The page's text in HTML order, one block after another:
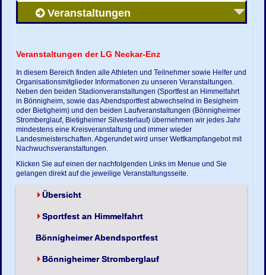
Veranstaltungen
Veranstaltungen der LG Neckar-Enz
In diesem Bereich finden alle Athleten und Teilnehmer sowie Helfer und
Organisationsmitglieder Informationen zu unseren Veranstaltungen.
Neben den beiden Stadionveranstaltungen (Sportfest an Himmelfahrt
in Bönnigheim, sowie das Abendsportfest abwechselnd in Besigheim
oder Bietigheim) und den beiden Laufveranstaltungen (Bönnigheimer
Stromberglauf, Bietigheimer Silvesterlauf) übernehmen wir jedes Jahr
mindestens eine Kreisveranstaltung und immer wieder
Landesmeisterschaften. Abgerundet wird unser Wettkampfangebot mit
Nachwuchsveranstaltungen.
Klicken Sie auf einen der nachfolgenden Links im Menue und Sie
gelangen direkt auf die jeweilige Veranstaltungsseite.
Übersicht
Sportfest an Himmelfahrt
Bönnigheimer Abendsportfest
Bönnigheimer Stromberglauf